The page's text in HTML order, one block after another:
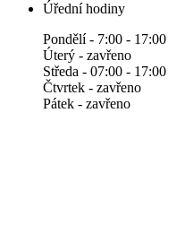
Úřední hodiny
Pondělí - 7:00 - 17:00
Úterý - zavřeno
Středa - 07:00 - 17:00
Čtvrtek - zavřeno
Pátek - zavřeno